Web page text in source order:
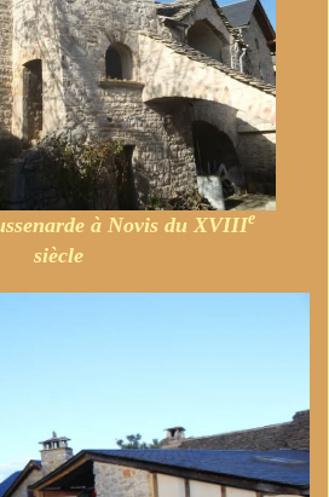
à Novis du XVIIIe
siècle